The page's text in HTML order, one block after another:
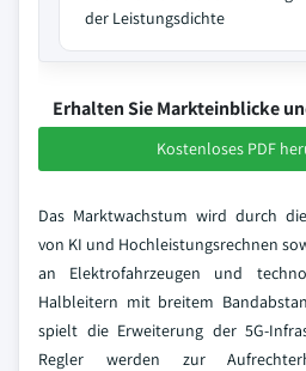
der Leistungsdichte
Erhalten Sie Markteinblicke
Kostenloses PDF
Das Marktwachstum wird durch
von KI und Hochleistungsrechnen
an Elektrofahrzeugen und
Halbleitern mit breitem
spielt die Erweiterung der 5G-
Regler werden zur